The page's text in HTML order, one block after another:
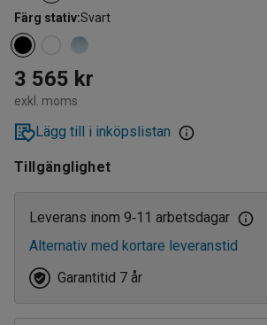
Färg stativ:Svart
3 565 kr
exkl. moms
Lägg till i inköpslistan
Tillgänglighet
Leverans inom 9‑11 arbetsdagar
Alternativ med kortare leveranstid
Garantitid 7 år